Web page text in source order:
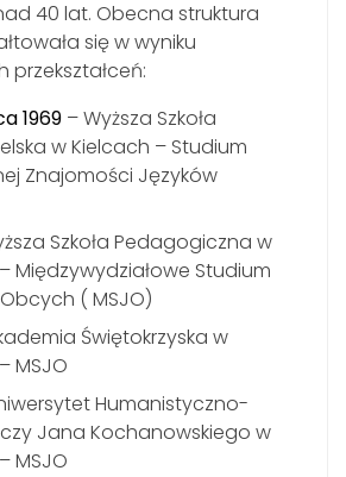
40 lat. Obecna struktura
się w wyniku
1969 – Wyższa Szkoła
w Kielcach – Studium
Znajomości Języków
Szkoła Pedagogiczna w
Międzywydziałowe Studium
( MSJO)
Świętokrzyska w
MSJO
Humanistyczno-
Jana Kochanowskiego w
MSJO